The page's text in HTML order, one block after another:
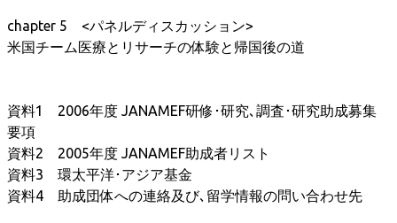
chapter 5 <パネルディスカッション>
米国チーム医療とリサーチの体験と帰国後の道
資料1 2006年度 JANAMEF研修･研究､調査･研究助成募集
要項
資料2 2005年度 JANAMEF助成者リスト
資料3 環太平洋･アジア基金
資料4 助成団体への連絡及び､留学情報の問い合わせ先